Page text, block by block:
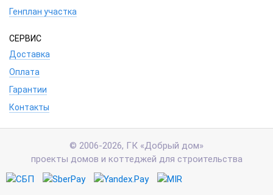
Генплан участка
СЕРВИС
Доставка
Оплата
Гарантии
Контакты
© 2006-2026, ГК «Добрый дом»
проекты домов и коттеджей для строительства